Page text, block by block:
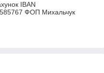
IBAN
ФОП Михальчук